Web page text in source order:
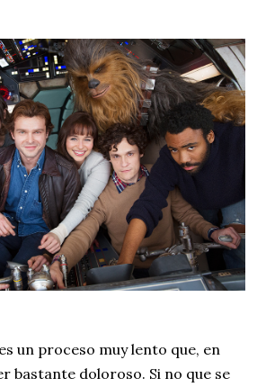
un proceso muy lento que, en
bastante doloroso. Si no que se